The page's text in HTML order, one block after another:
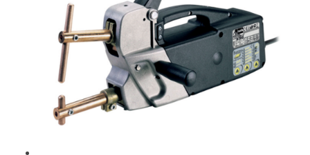
Slovenščina(Slovinština)